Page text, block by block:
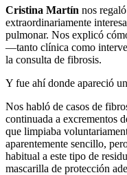
Cristina Martín nos
extraordinariamente
pulmonar. Nos explicó
—tanto clínica como
la consulta de fibrosis.
Y fue ahí donde apareció
Nos habló de casos de
continuada a excrementos
que limpiaba
aparentemente sencillo,
habitual a este tipo de
mascarilla de protección